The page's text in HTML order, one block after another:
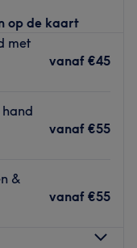
zodat je
doel is om jouw
een ontspannen
fiets - bus - auto
zodat ik
Ontdek meer
op de kaart
met
vanaf €45
vanaf €55
&
vanaf €55